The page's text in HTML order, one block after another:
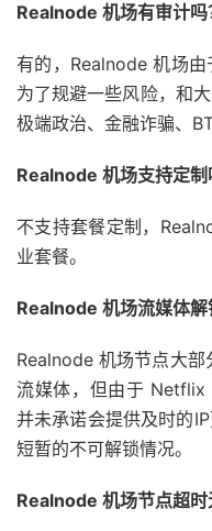
Realnode 机场有审计吗
有的，Realnode 机场由
为了规避一些风险，和
极端政治、金融诈骗、
Realnode 机场支持定制
不支持套餐定制，
业套餐。
Realnode 机场流媒体解
Realnode 机场节点大
流媒体，但由于 Netflix
并未承诺会提供及时的
短暂的不可解锁情况。
Realnode 机场节点超时